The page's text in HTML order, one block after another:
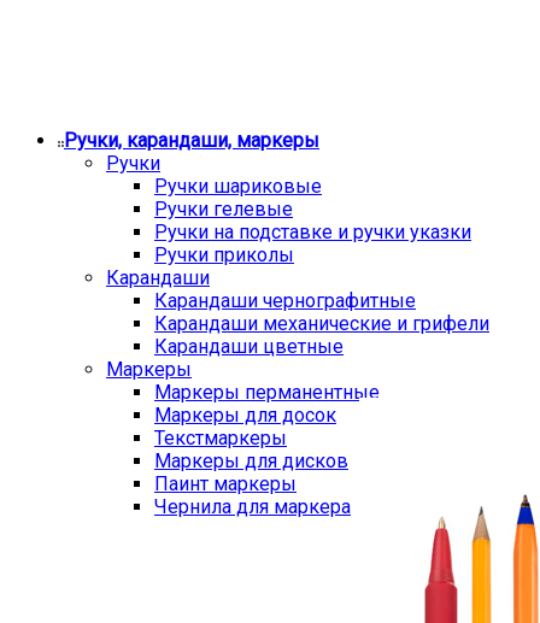
Ручки, карандаши, маркеры
Ручки
Ручки шариковые
Ручки гелевые
Ручки на подставке и ручки указки
Ручки приколы
Карандаши
Карандаши чернографитные
Карандаши механические и грифели
Карандаши цветные
Маркеры
Маркеры перманентные
Маркеры для досок
Текстмаркеры
Маркеры для дисков
Паинт маркеры
Чернила для маркера